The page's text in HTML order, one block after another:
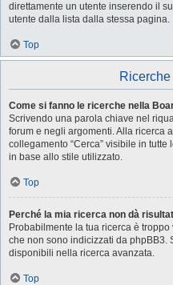
direttamente un utente inserendo il
utente dalla lista dalla stessa pagina.
Top
Come si fanno le ricerche nella
Scrivendo una parola chiave nel
forum e negli argomenti. Alla ricerca
collegamento “Cerca” visibile in
in base allo stile utilizzato.
Top
Perché la mia ricerca non dà
Probabilmente la tua ricerca è
che non sono indicizzati da phpBB3.
disponibili nella ricerca avanzata.
Top